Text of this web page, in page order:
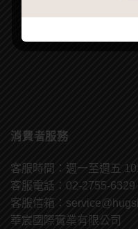
消費者服務
客服時間：週一至週五
客服電話：02-2755-6329
客服信箱：
華宸國際實業有限公司